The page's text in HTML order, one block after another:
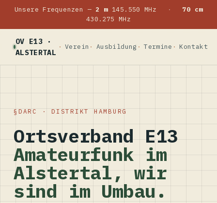
Unsere Frequenzen — 2 m145.550 MHz ·
70 cm
430.275 MHz
OV E13 ·
ALSTERTAL
Verein Ausbildung Termine Kontakt
DARC · DISTRIKT HAMBURG
Ortsverband E13
Amateurfunk im
Alstertal, wir
sind im Umbau.